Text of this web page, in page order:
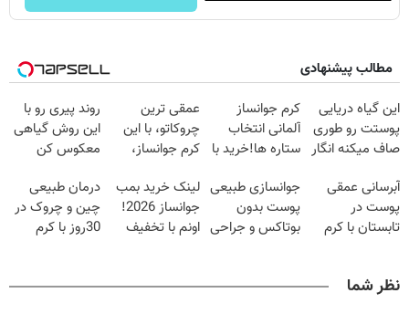
مطالب پیشنهادی
این گیاه دریایی
پوستت رو طوری
صاف میکنه انگار
شدی🔥
کرم جوانساز
آلمانی انتخاب
ستاره ها!خرید با
عمقی ترین
چروکاتو، با این
کرم جوانساز،
تخفیف سفارش
فوری)
روند پیری رو با
این روش گیاهی
معکوس کن
آبرسانی عمقی
پوست در
تابستان با کرم
جوانسازی طبیعی
پوست بدون
بوتاکس و جراحی
لینک خرید بمب
جوانساز 2026!
اونم با تخفیف
درمان طبیعی
چین و چروک در
30روز با کرم
نظر شما